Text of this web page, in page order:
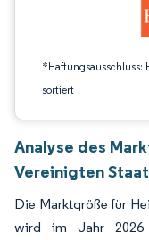
*Haftungsausschluss:
sortiert
Analyse des
Vereinigten
Die Marktgröße für
wird im Jahr 2026